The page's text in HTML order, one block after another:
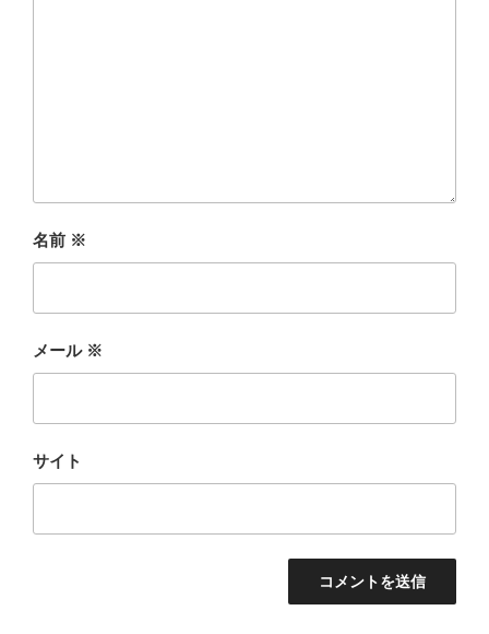
名前 ※
メール ※
サイト